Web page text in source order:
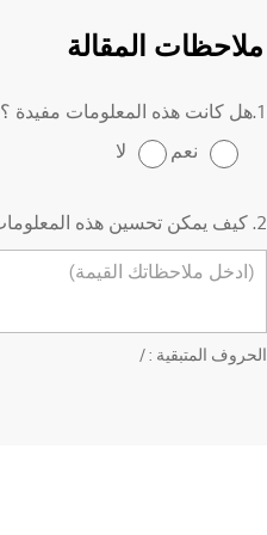
ملاحظات المقالة
1.هل كانت هذه المعلومات مفيدة ؟
نعم لا
2. كيف يمكن تحسين هذه المعلومات ؟
الحروف المتبقية :/